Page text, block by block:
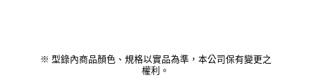
※ 型錄內商品顏色、規格以實品為準，本公司保有變更之
權利。